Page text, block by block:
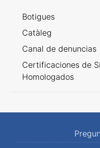
Botigues
Catàleg
Canal de denuncias
Certificaciones de
Homologados